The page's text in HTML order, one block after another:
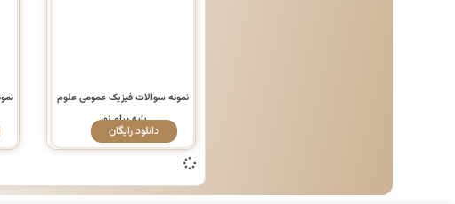
نمونه سوالات فیزیک عمومی علوم
پایه پیام نور
دانلود رایگان